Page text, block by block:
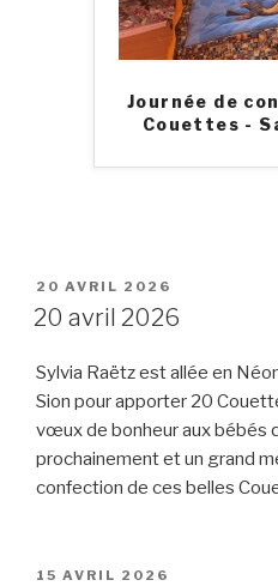
Journée de
Couettes -
PUBLIÉ
LE
20 AVRIL 2026
20 avril 2026
Sylvia Raëtz est allée en
Sion pour apporter 20
vœux de bonheur aux bébés
prochainement et un grand
confection de ces belles
PUBLIÉ
15 AVRIL 2026